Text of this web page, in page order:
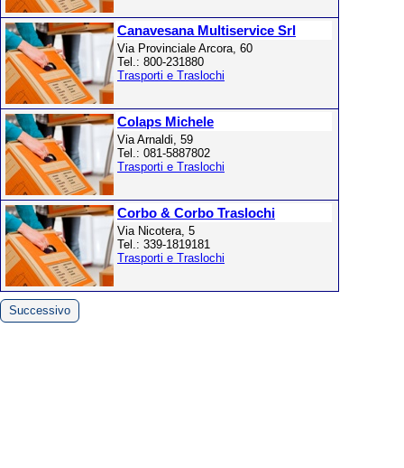
Canavesana Multiservice Srl
Via Provinciale Arcora, 60
Tel.: 800-231880
Trasporti e Traslochi
Colaps Michele
Via Arnaldi, 59
Tel.: 081-5887802
Trasporti e Traslochi
Corbo & Corbo Traslochi
Via Nicotera, 5
Tel.: 339-1819181
Trasporti e Traslochi
Successivo